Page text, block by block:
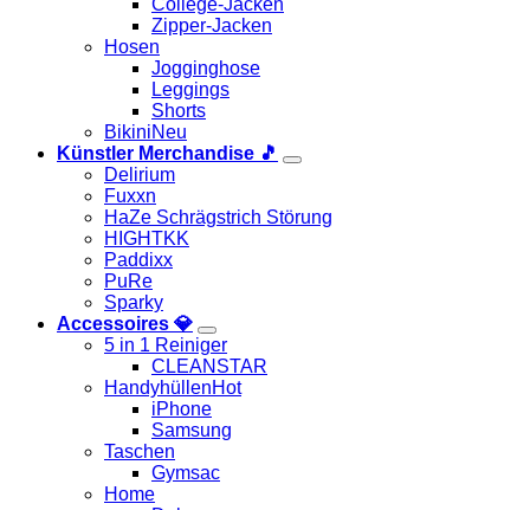
College-Jacken
Zipper-Jacken
Hosen
Jogginghose
Leggings
Shorts
Bikini
Künstler Merchandise 🎵
Delirium
Fuxxn
HaZe Schrägstrich Störung
HIGHTKK
Paddixx
PuRe
Sparky
Accessoires 💎
5 in 1 Reiniger
CLEANSTAR
Handyhüllen
iPhone
Samsung
Taschen
Gymsac
Home